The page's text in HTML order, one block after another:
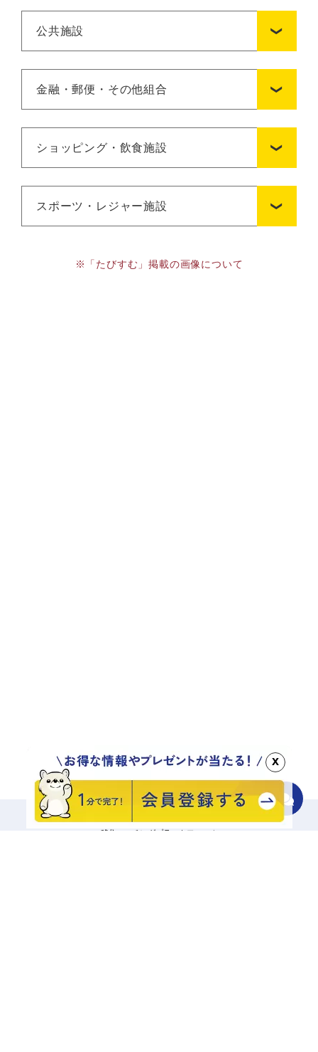
公共施設
金融・郵便・その他組合
ショッピング・飲食施設
スポーツ・レジャー施設
※「たびすむ」掲載の画像について
移住マッチングプラットフォーム
x